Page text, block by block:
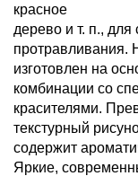
красное
дерево и т. п., для
протравливания.
изготовлен на
комбинации со
красителями.
текстурный
содержит
Яркие,